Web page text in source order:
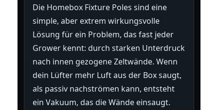
Die Homebox Fixture Poles sind eine
simple, aber extrem wirkungsvolle
Lösung für ein Problem, das fast jeder
Grower kennt: durch starken Unterdruck
nach innen gezogene Zeltwände. Wenn
dein Lüfter mehr Luft aus der Box saugt,
als passiv nachströmen kann, entsteht
ein Vakuum, das die Wände einsaugt.